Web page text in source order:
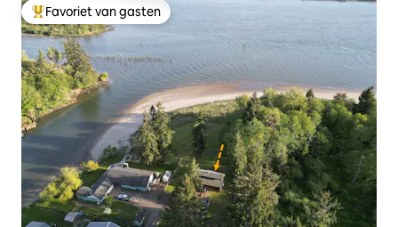
Topfavoriet van gasten
Favoriet van gasten